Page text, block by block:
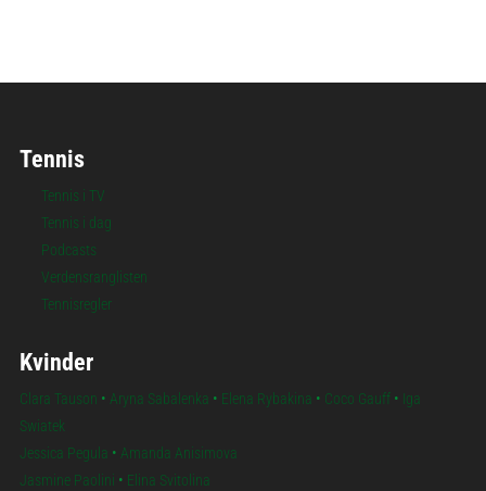
Tennis
Tennis i TV
Tennis i dag
Podcasts
Verdensranglisten
Tennisregler
Kvinder
Clara Tauson • Aryna Sabalenka • Elena Rybakina • Coco Gauff• Iga
Swiatek
Jessica Pegula • Amanda Anisimova
Jasmine Paolini • Elina Svitolina